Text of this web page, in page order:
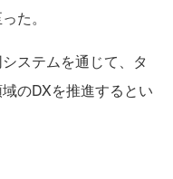
た。
ステムを通じて、タ
のDXを推進するとい